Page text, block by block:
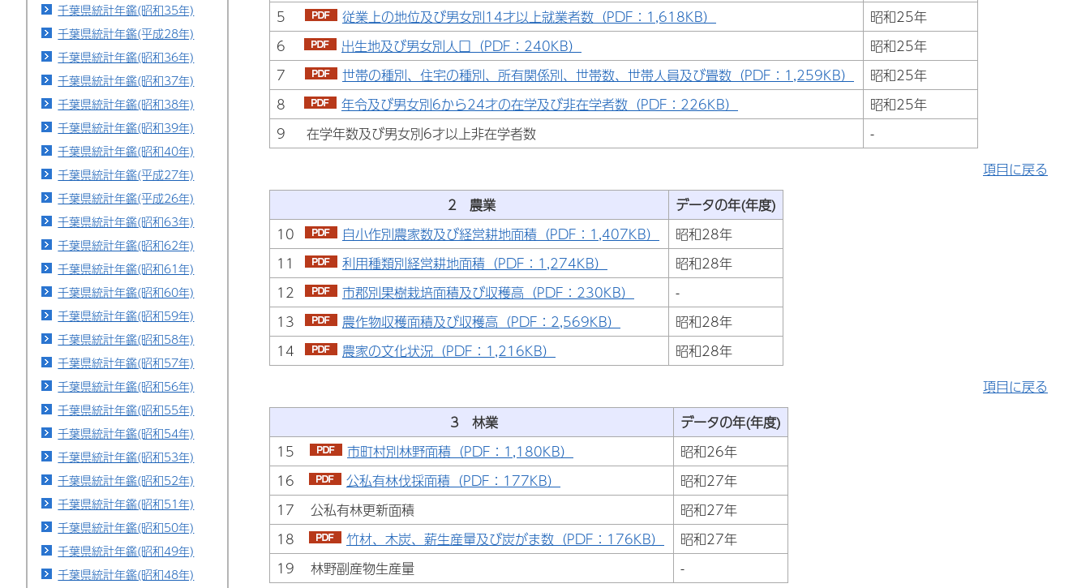
千葉県統計年鑑(昭和35年)
千葉県統計年鑑(平成28年)
千葉県統計年鑑(昭和36年)
千葉県統計年鑑(昭和37年)
千葉県統計年鑑(昭和38年)
千葉県統計年鑑(昭和39年)
千葉県統計年鑑(昭和40年)
千葉県統計年鑑(平成27年)
千葉県統計年鑑(平成26年)
千葉県統計年鑑(昭和63年)
千葉県統計年鑑(昭和62年)
千葉県統計年鑑(昭和61年)
千葉県統計年鑑(昭和60年)
千葉県統計年鑑(昭和59年)
千葉県統計年鑑(昭和58年)
千葉県統計年鑑(昭和57年)
千葉県統計年鑑(昭和56年)
千葉県統計年鑑(昭和55年)
千葉県統計年鑑(昭和54年)
千葉県統計年鑑(昭和53年)
千葉県統計年鑑(昭和52年)
千葉県統計年鑑(昭和51年)
千葉県統計年鑑(昭和50年)
千葉県統計年鑑(昭和49年)
千葉県統計年鑑(昭和48年)
5
従業上の地位及び男女別14才以上就業者数（PDF：1,618KB）
昭和25年
6
出生地及び男女別人口（PDF：240KB）
昭和25年
7
世帯の種別、住宅の種別、所有関係別、世帯数、世帯人員及び畳数（PDF：1,259KB）
昭和25年
8
年令及び男女別6から24才の在学及び非在学者数（PDF：226KB）
昭和25年
9 在学年数及び男女別6才以上非在学者数
-
項目に戻る
2 農業
データの年(年度)
10
自小作別農家数及び経営耕地面積（PDF：1,407KB）
昭和28年
11
利用種類別経営耕地面積（PDF：1,274KB）
昭和28年
12
市郡別果樹栽培面積及び収穫高（PDF：230KB）
-
13
農作物収穫面積及び収穫高（PDF：2,569KB）
昭和28年
14
農家の文化状況（PDF：1,216KB）
昭和28年
項目に戻る
3 林業
データの年(年度)
15
市町村別林野面積（PDF：1,180KB）
昭和26年
16
公私有林伐採面積（PDF：177KB）
昭和27年
17 公私有林更新面積
昭和27年
18
竹材、木炭、薪生産量及び炭がま数（PDF：176KB）
昭和27年
19 林野副産物生産量
-